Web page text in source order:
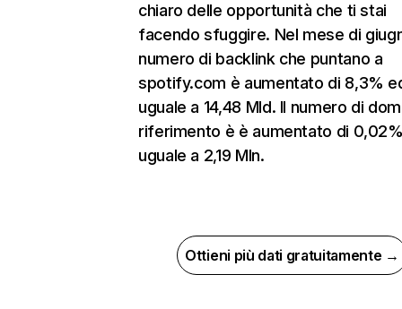
chiaro delle opportunità che ti stai
facendo sfuggire. Nel mese di
numero di backlink che puntano a
spotify.com è aumentato di 8,3%
uguale a 14,48 Mld. Il numero di
riferimento è è aumentato di
uguale a 2,19 Mln.
Ottieni più dati gratuitamente →